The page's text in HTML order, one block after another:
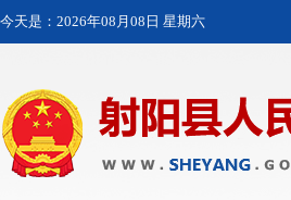
今天是： 2026年08月08日 星期六